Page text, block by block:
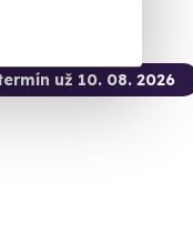
už 10. 08. 2026